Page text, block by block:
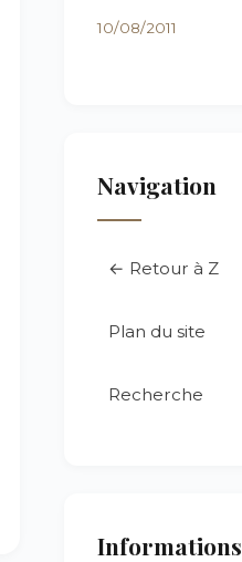
10/08/2011
Navigation
← Retour à Z
Plan du site
Recherche
Informations